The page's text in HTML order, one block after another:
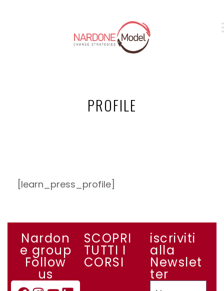
PROFILE
[learn_press_profile]
Nardon
e group
Follow
us
SCOPRI
TUTTI I
CORSI
iscriviti
alla
Newslet
ter